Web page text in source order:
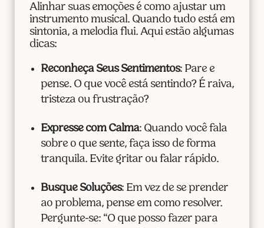
Alinhar suas emoções é como ajustar um
instrumento musical. Quando tudo está em
sintonia, a melodia flui. Aqui estão algumas
dicas:
Reconheça Seus Sentimentos: Pare e
pense. O que você está sentindo? É raiva,
tristeza ou frustração?
Expresse com Calma: Quando você fala
sobre o que sente, faça isso de forma
tranquila. Evite gritar ou falar rápido.
Busque Soluções: Em vez de se prender
ao problema, pense em como resolver.
Pergunte-se: “O que posso fazer para